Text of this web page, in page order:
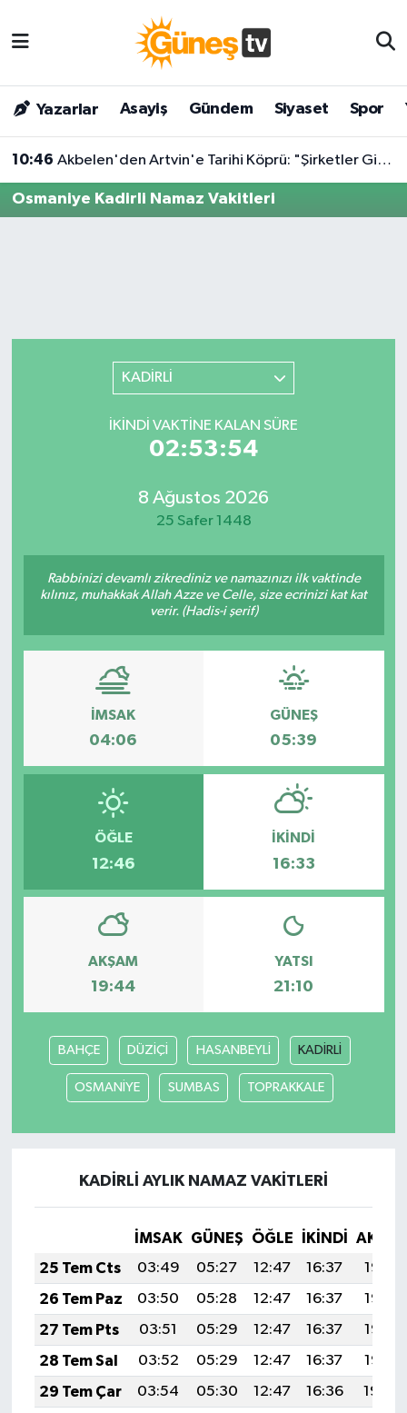
Yazarlar Asayiş Gündem Siyaset Spor
10:46 Akbelen'den Artvin'e Tarihi Köprü: "Şirketler Gidene Kadar Direneceğiz!"
Osmaniye Kadirli Namaz Vakitleri
KADİRLİ
İKINDI VAKTINE KALAN SÜRE
02:53:53
8 Ağustos 2026
25 Safer 1448
Rabbinizi devamlı zikrediniz ve namazınızı ilk vaktinde
kılınız, muhakkak Allah Azze ve Celle, size ecrinizi kat kat
verir. (Hadis-i şerif)
İMSAK
04:06
GÜNEŞ
05:39
ÖĞLE
12:46
İKINDI
16:33
AKŞAM
19:44
YATSI
21:10
BAHÇE DÜZİÇİ HASANBEYLİ KADİRLİ
OSMANİYE SUMBAS TOPRAKKALE
KADİRLİ AYLIK NAMAZ VAKITLERI
İMSAK GÜNEŞ ÖĞLE İKINDI
25 Tem Cts
03:49 05:27 12:47 16:37
19:57
26 Tem Paz
03:50 05:28 12:47 16:37
19:56
27 Tem Pts
03:51 05:29 12:47 16:37
19:56
28 Tem Sal
03:52 05:29 12:47 16:37
19:55
29 Tem Çar
03:54 05:30 12:47 16:36
19:54
Bilim & Teknoloji
Dünya
Eğitim
Malatya Nöbetçi Eczaneler
Malatya Hava Durumu
Malatya Namaz Vakitleri
Malatya Trafik Yoğunluk Haritası
Haber Arşivi